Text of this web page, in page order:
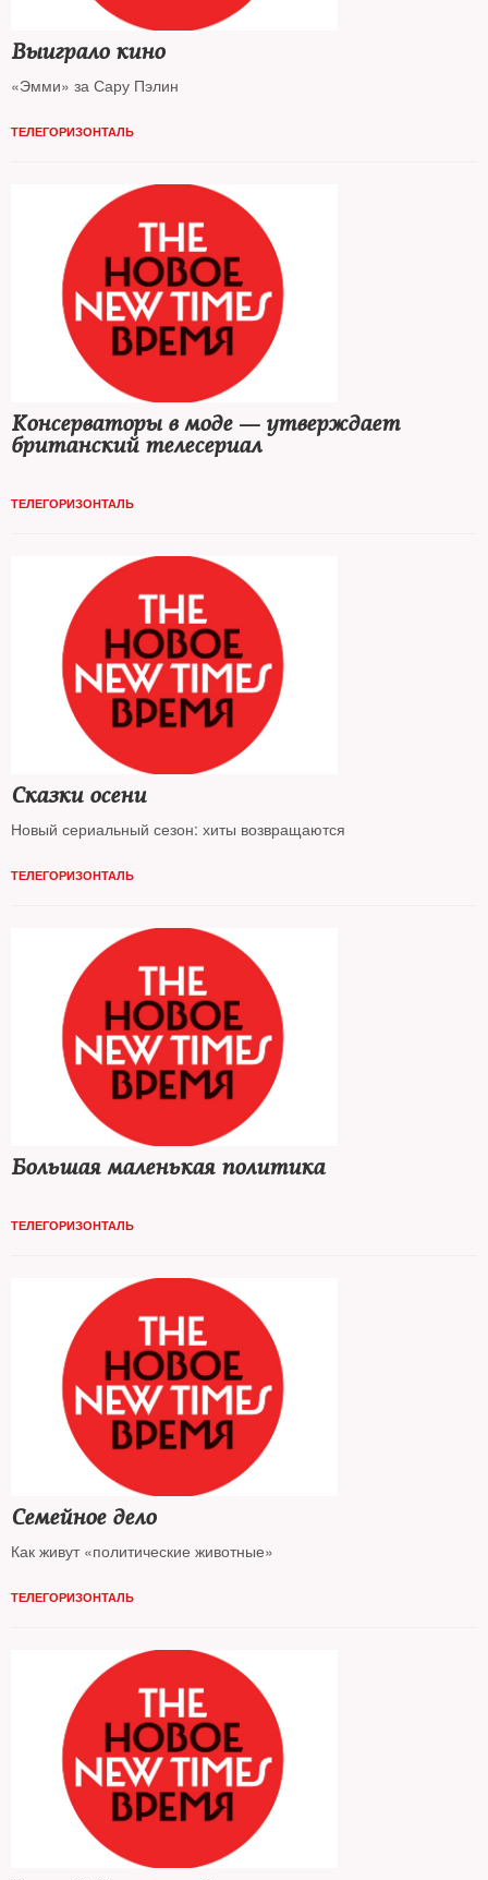
Выиграло кино
«Эмми» за Сару Пэлин
ТЕЛЕГОРИЗОНТАЛЬ
Консерваторы в моде — утверждает
британский телесериал
ТЕЛЕГОРИЗОНТАЛЬ
Сказки осени
Новый сериальный сезон: хиты возвращаются
ТЕЛЕГОРИЗОНТАЛЬ
Большая маленькая политика
ТЕЛЕГОРИЗОНТАЛЬ
Семейное дело
Как живут «политические животные»
ТЕЛЕГОРИЗОНТАЛЬ